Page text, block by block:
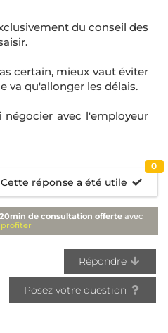
du conseil des
certain, mieux vaut éviter
va qu'allonger les délais.
négocier avec l'employeur
Cette réponse a été utile
0
20min de consultation offerte avec
profiter
Répondre
Posez votre question